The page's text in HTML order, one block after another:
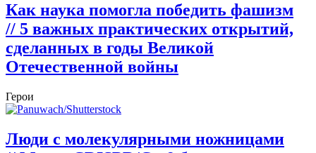
Как наука помогла победить фашизм
// 5 важных практических открытий,
сделанных в годы Великой
Отечественной войны
Герои
Люди с молекулярными ножницами